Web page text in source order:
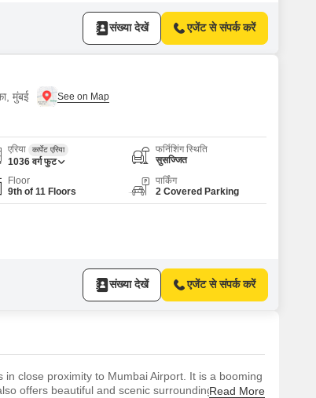
संख्या देखें एजेंट से संपर्क करें
मुंबई
एरिया कार्पेट एरिया
1036 वर्ग फुट
फर्निशिंग स्थिति
सुसज्जित
Floor
9th of 11 Floors
पार्किंग
2 Covered Parking
संख्या देखें एजेंट से संपर्क करें
close proximity to Mumbai Airport. It is a booming
offers beautiful and scenic surroundings. It is
Read More